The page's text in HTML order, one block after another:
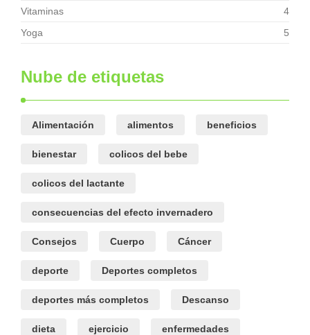
Vitaminas
4
Yoga
5
Nube de etiquetas
Alimentación alimentos beneficios
bienestar colicos del bebe
colicos del lactante
consecuencias del efecto invernadero
Consejos Cuerpo Cáncer
deporte Deportes completos
deportes más completos Descanso
dieta ejercicio enfermedades